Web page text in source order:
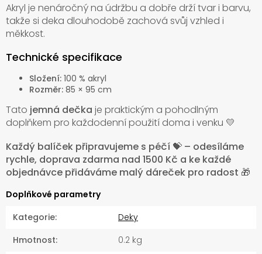
Akryl je nenáročný na údržbu a dobře drží tvar i barvu,
takže si deka dlouhodobě zachová svůj vzhled i
měkkost.
Technické specifikace
Složení: 100 % akryl
Rozměr: 85 × 95 cm
Tato jemná dečka je praktickým a pohodlným
doplňkem pro každodenní použití doma i venku 💛
Každý balíček připravujeme s péčí 💝 – odesíláme
rychle, doprava zdarma nad 1500 Kč a ke každé
objednávce přidáváme malý dáreček pro radost 🎁
Doplňkové parametry
Kategorie:
Deky
Hmotnost:
0.2 kg